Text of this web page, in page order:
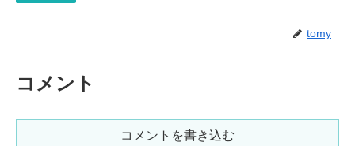
tomy
コメント
コメントを書き込む